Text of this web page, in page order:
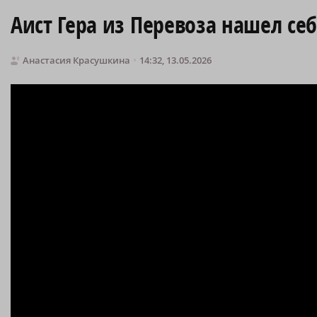
Аист Гера из Перевоза нашел
Анастасия Красушкина 14:32, 13.05.2026